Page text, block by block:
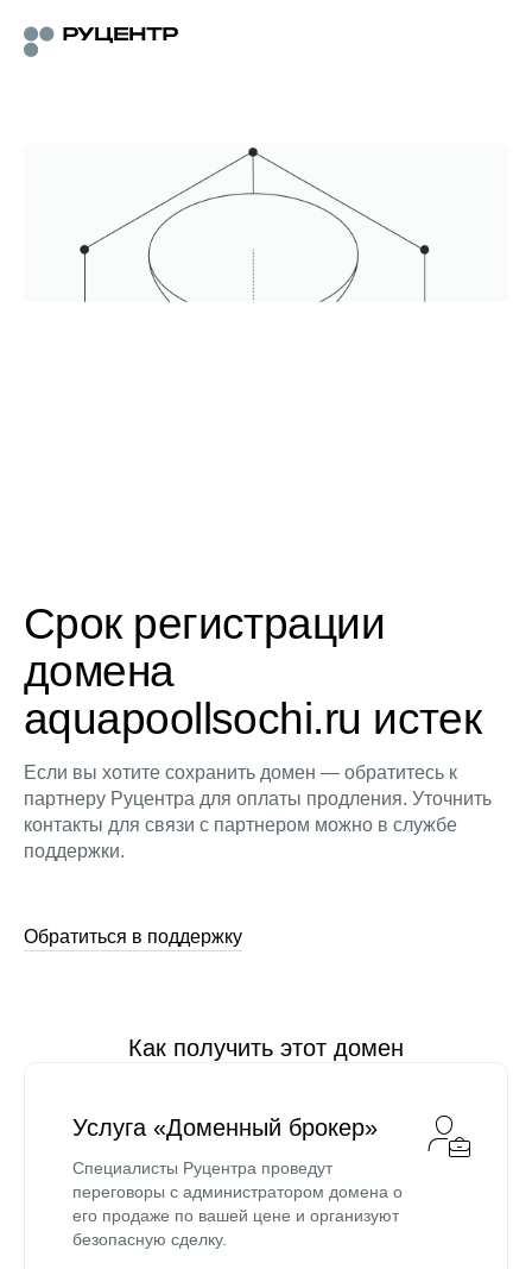
Срок регистрации
домена
aquapoollsochi.ru истек
Если вы хотите сохранить домен — обратитесь к
партнеру Руцентра для оплаты продления. Уточнить
контакты для связи с партнером можно в службе
поддержки.
Обратиться в поддержку
Как получить этот домен
Услуга «Доменный брокер»
Специалисты Руцентра проведут
переговоры с администратором домена о
его продаже по вашей цене и организуют
безопасную сделку.